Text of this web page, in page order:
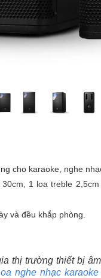
cho karaoke, nghe
1 loa treble
và đều khắp phòng.
thị trường thiết bị
nghe nhạc karaoke